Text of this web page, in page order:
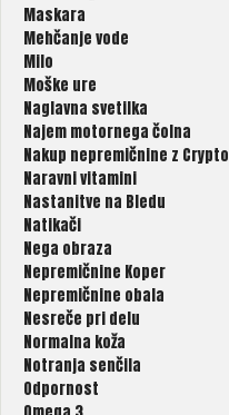
Maskara
Mehčanje vode
Milo
Moške ure
Naglavna svetilka
Najem motornega čolna
Nakup nepremičnine z Crypto
Naravni vitamini
Nastanitve na Bledu
Natikači
Nega obraza
Nepremičnine Koper
Nepremičnine obala
Nesreče pri delu
Normalna koža
Notranja senčila
Odpornost